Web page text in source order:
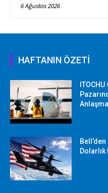
6 Ağustos 2026
HAFTANIN ÖZETİ
Anlaşma